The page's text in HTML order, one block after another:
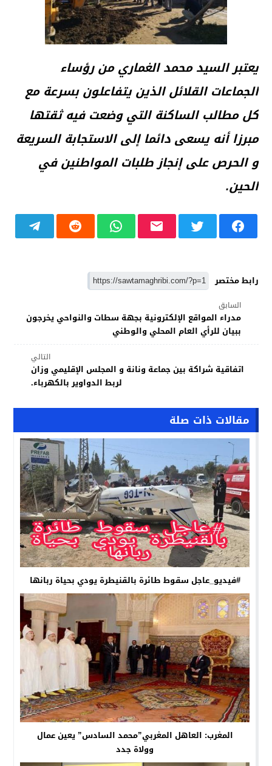
يعتبر السيد محمد الغماري من رؤساء
الجماعات القلائل الذين يتفاعلون بسرعة مع
كل مطالب الساكنة التي وضعت فيه ثقتها
مبرزا أنه يسعى دائما إلى الاستجابة السريعة
و الحرص على إنجاز طلبات المواطنين في
الحين.
رابط مختصر
السابق
مدراء المواقع الإلكترونية بجهة سطات والنواحي يخرجون
ببيان للرأي العام المحلي والوطني
التالي
اتفاقية شراكة بين جماعة ونانة و المجلس الإقليمي وزان
لربط الدواوير بالكهرباء.
مقالات ذات صلة
#فيديو_عاجل سقوط طائرة بالقنيطرة يودي بحياة ربانها
المغرب: العاهل المغربي”محمد السادس” يعين عمال
وولاة جدد